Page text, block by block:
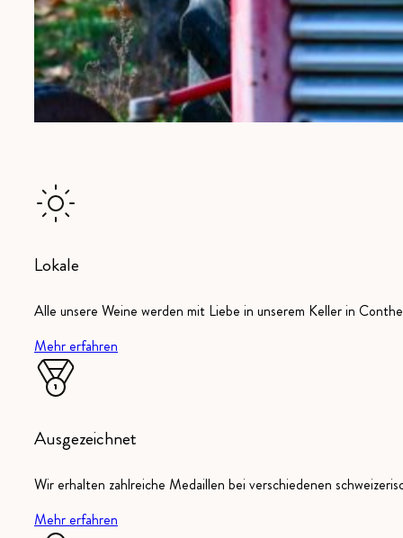
Lokale
Alle unsere Weine werden mit Liebe in unserem Keller in
Mehr erfahren
Ausgezeichnet
Wir erhalten zahlreiche Medaillen bei verschiedenen
Mehr erfahren